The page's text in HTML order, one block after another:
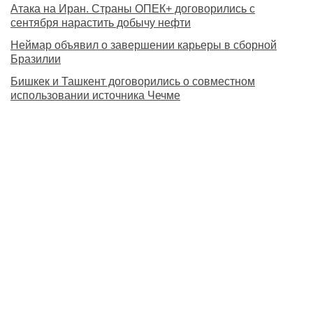
Атака на Иран. Страны ОПЕК+ договорились с
сентября нарастить добычу нефти
Неймар объявил о завершении карьеры в сборной
Бразилии
Бишкек и Ташкент договорились о совместном
использовании источника Чечме